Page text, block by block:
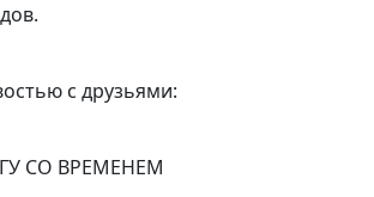
с друзьями:
СО ВРЕМЕНЕМ